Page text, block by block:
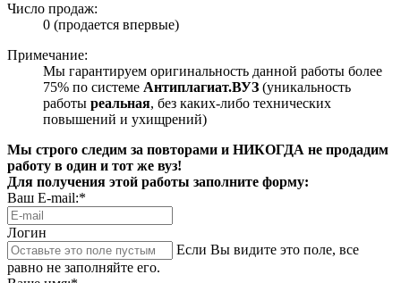
Число продаж:
0 (продается впервые)
Примечание:
Мы гарантируем оригинальность данной работы более
75% по системе Антиплагиат.ВУЗ (уникальность
работы реальная, без каких-либо технических
повышений и ухищрений)
Мы строго следим за повторами и НИКОГДА не продадим
работу в один и тот же вуз!
Для получения этой работы заполните форму:
Ваш E-mail:*
Логин
Если Вы видите это поле, все
равно не заполняйте его.